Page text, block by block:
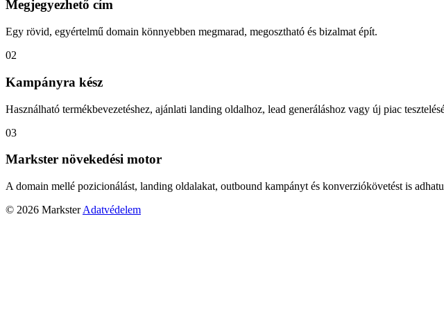
Megjegyezhető cím
Egy rövid, egyértelmű domain könnyebben megmarad, megosztható és bizalmat épít.
02
Kampányra kész
Használható termékbevezetéshez, ajánlati landing oldalhoz, lead generáláshoz vagy új piac
03
Markster növekedési motor
A domain mellé pozicionálást, landing oldalakat, outbound kampányt és konverziókövetést is
© 2026 Markster Adatvédelem